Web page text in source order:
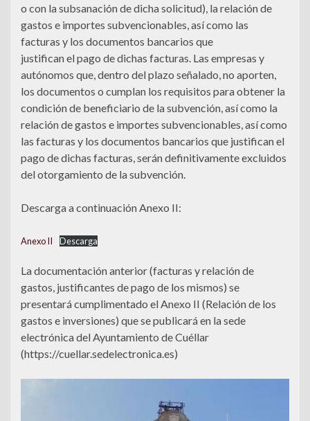
o con la subsanación de dicha solicitud), la relación de
gastos e importes subvencionables, así como las
facturas y los documentos bancarios que
justifican el pago de dichas facturas. Las empresas y
autónomos que, dentro del plazo señalado, no aporten,
los documentos o cumplan los requisitos para obtener la
condición de beneficiario de la subvención, así como la
relación de gastos e importes subvencionables, así como
las facturas y los documentos bancarios que justifican el
pago de dichas facturas, serán definitivamente excluidos
del otorgamiento de la subvención.
Descarga a continuación Anexo II:
Anexo II Descarga
La documentación anterior (facturas y relación de
gastos, justificantes de pago de los mismos) se
presentará cumplimentado el Anexo II (Relación de los
gastos e inversiones) que se publicará en la sede
electrónica del Ayuntamiento de Cuéllar
(https://cuellar.sedelectronica.es)